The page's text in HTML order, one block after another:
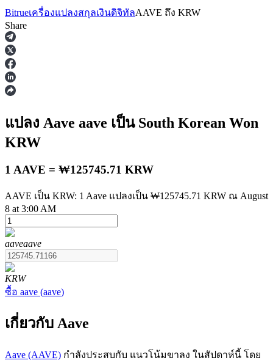
ฟิวเจอร์ส
ฟิวเจอร์สที่ใช้ USDT เป็นหลักประกัน
Bitrueเครื่องแปลงสกุลเงินดิจิทัลAAVE ถึง KRW
Share
แปลง Aave aave เป็น South Korean Won
KRW
1 AAVE = ₩125745.71 KRW
AAVE เป็น KRW: 1 Aave แปลงเป็น ₩125745.71 KRW ณ August
8 at 3:00 AM
aaveaave
KRW
ซื้อ aave (aave)
เกี่ยวกับ Aave
Aave (AAVE) กำลังประสบกับ แนวโน้มขาลง ในสัปดาห์นี้ โดย